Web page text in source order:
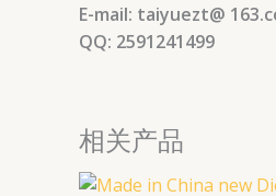
E-mail: taiyuezt@
QQ: 2591241499
相关产品